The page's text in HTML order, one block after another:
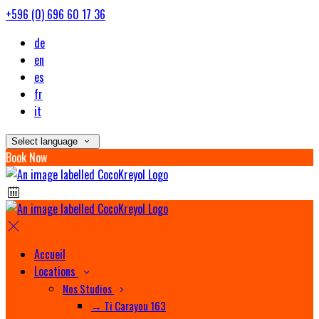
+596 (0) 696 60 17 36
de
en
es
fr
it
Select language
Book Now
Accueil
Locations
Nos Studios
→ Ti Carayou 163